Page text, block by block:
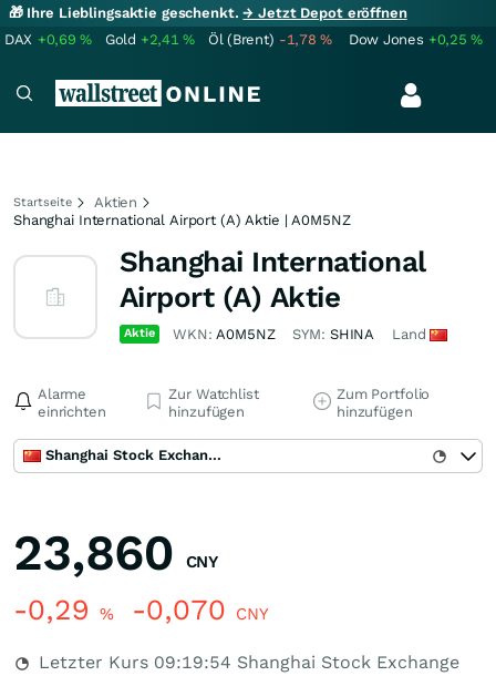
🎁 Ihre Lieblingsaktie geschenkt.→ Jetzt Depot eröffnen
DAX +0,69% Gold +2,41% Öl (Brent) -1,78% Dow Jones +0,25%
Startseite
Aktien
Shanghai International Airport (A) Aktie | A0M5NZ
Shanghai International
Airport (A) Aktie
Aktie WKN:A0M5NZ SYM: SHINA Land
Alarme
einrichten
Zur Watchlist
hinzufügen
Zum Portfolio
hinzufügen
Shanghai Stock Exchange
23,860 CNY
-0,29 % -0,070 CNY
Letzter Kurs 09:19:54 Shanghai Stock Exchange